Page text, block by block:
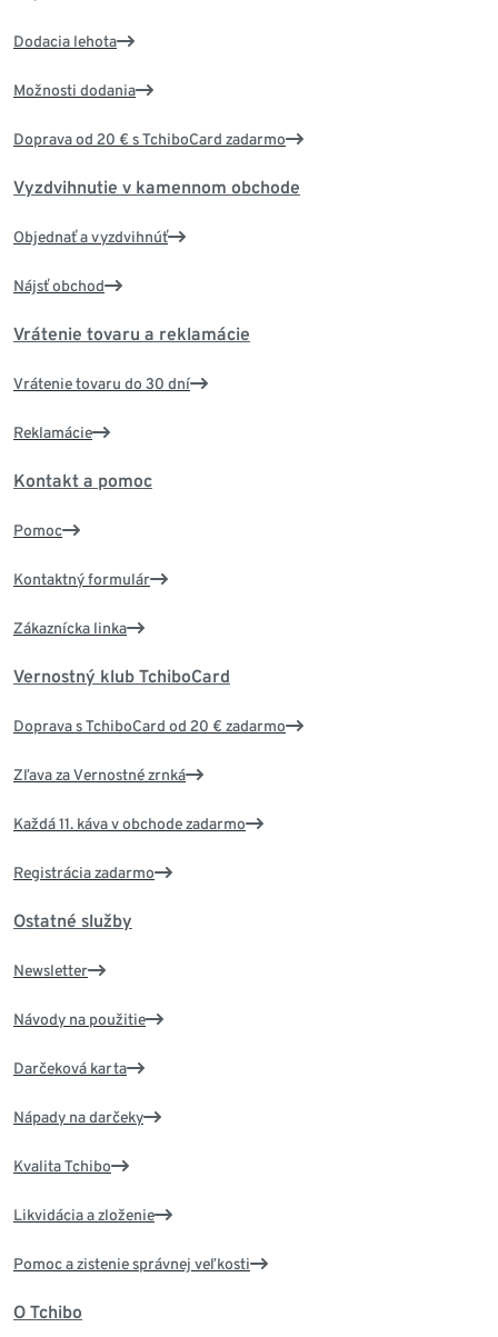
Dodacia lehota
Možnosti dodania
Doprava od 20 € s TchiboCard zadarmo
Vyzdvihnutie v kamennom obchode
Objednať a vyzdvihnúť
Nájsť obchod
Vrátenie tovaru a reklamácie
Vrátenie tovaru do 30 dní
Reklamácie
Kontakt a pomoc
Pomoc
Kontaktný formulár
Zákaznícka linka
Vernostný klub TchiboCard
Doprava s TchiboCard od 20 € zadarmo
Zľava za Vernostné zrnká
Každá 11. káva v obchode zadarmo
Registrácia zadarmo
Ostatné služby
Newsletter
Návody na použitie
Darčeková karta
Nápady na darčeky
Kvalita Tchibo
Likvidácia a zloženie
Pomoc a zistenie správnej veľkosti
O Tchibo